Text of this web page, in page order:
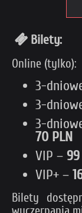
Bilety:
Online (tylko):
3-
3-
3-
70 PLN
VIP –
VIP+ –
Bilety